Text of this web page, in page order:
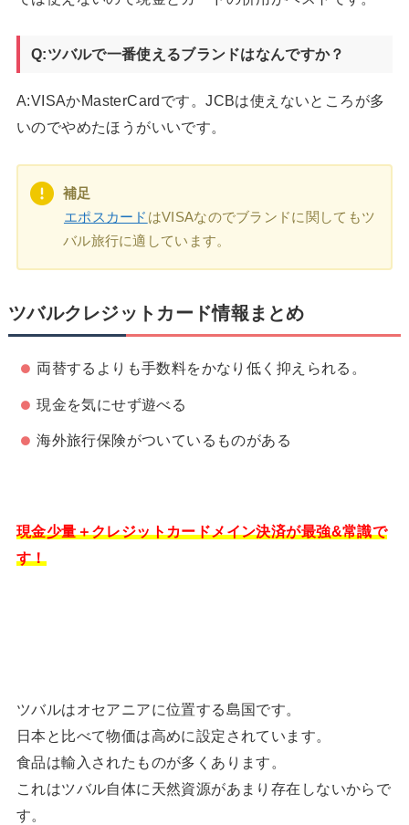
Q:ツバルで一番使えるブランドはなんですか？
A:VISAかMasterCardです。JCBは使えないところが多
いのでやめたほうがいいです。
補足
エポスカード はVISAなのでブランドに関してもツ
バル旅行に適しています。
ツバルクレジットカード情報まとめ
両替するよりも手数料をかなり低く抑えられる。
現金を気にせず遊べる
海外旅行保険がついているものがある
現金少量＋クレジットカードメイン決済が最強&常識で
す！
ツバルはオセアニアに位置する島国です。
日本と比べて物価は高めに設定されています。
食品は輸入されたものが多くあります。
これはツバル自体に天然資源があまり存在しないからで
す。